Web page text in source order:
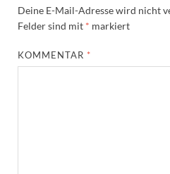
Deine E-Mail-Adresse wird nicht
Felder sind mit * markiert
KOMMENTAR *